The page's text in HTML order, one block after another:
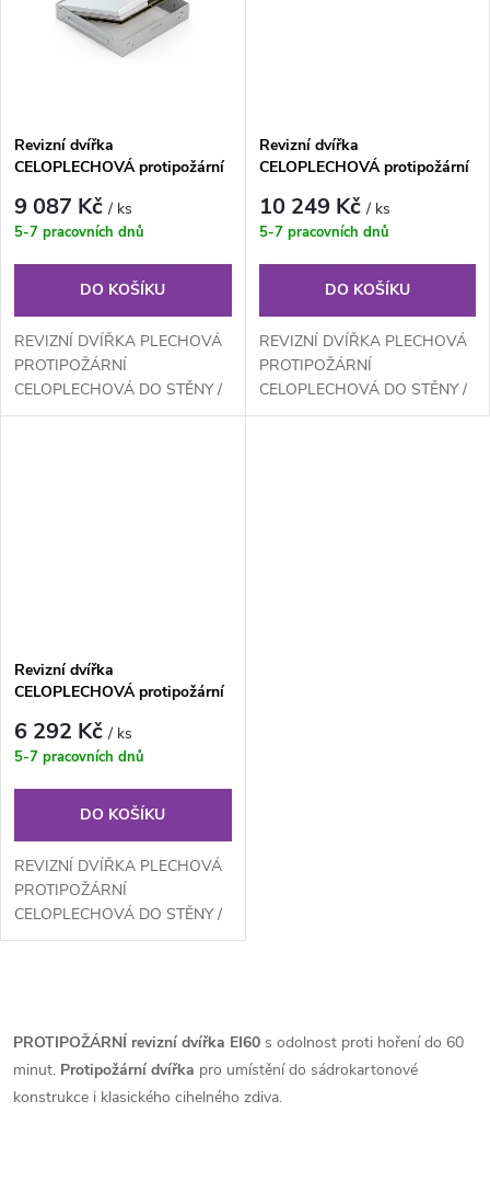
Revizní dvířka
CELOPLECHOVÁ protipožární
600x600 KL EI60
9 087 Kč/ ks
5-7 pracovních dnů
DO KOŠÍKU
REVIZNÍ DVÍŘKA PLECHOVÁ
PROTIPOŽÁRNÍ
CELOPLECHOVÁ DO STĚNY /
ZDIVA - EI60klička zámek,
Revizní dvířka
CELOPLECHOVÁ protipožární
700x700 KL EI60
10 249 Kč/ ks
5-7 pracovních dnů
DO KOŠÍKU
REVIZNÍ DVÍŘKA PLECHOVÁ
PROTIPOŽÁRNÍ
CELOPLECHOVÁ DO STĚNY /
ZDIVA - EI60klička zámek,
Revizní dvířka
CELOPLECHOVÁ protipožární
300x300 KL EI60
6 292 Kč/ ks
5-7 pracovních dnů
DO KOŠÍKU
REVIZNÍ DVÍŘKA PLECHOVÁ
PROTIPOŽÁRNÍ
CELOPLECHOVÁ DO STĚNY /
ZDIVA - EI60klička zámek,
v
l
PROTIPOŽÁRNÍ revizní dvířka EI60 s odolnost proti hoření do 60
minut. Protipožární dvířka pro umístění do sádrokartonové
konstrukce i klasického cihelného zdiva.